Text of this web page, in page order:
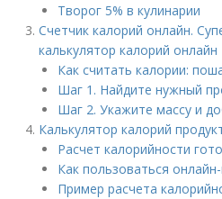
Творог 5% в кулинарии
Счетчик калорий онлайн.
калькулятор калорий онлайн
Как считать калории:
Шаг 1. Найдите нужный
Шаг 2. Укажите массу и
Калькулятор калорий
Расчет калорийности
Как пользоваться
Пример расчета